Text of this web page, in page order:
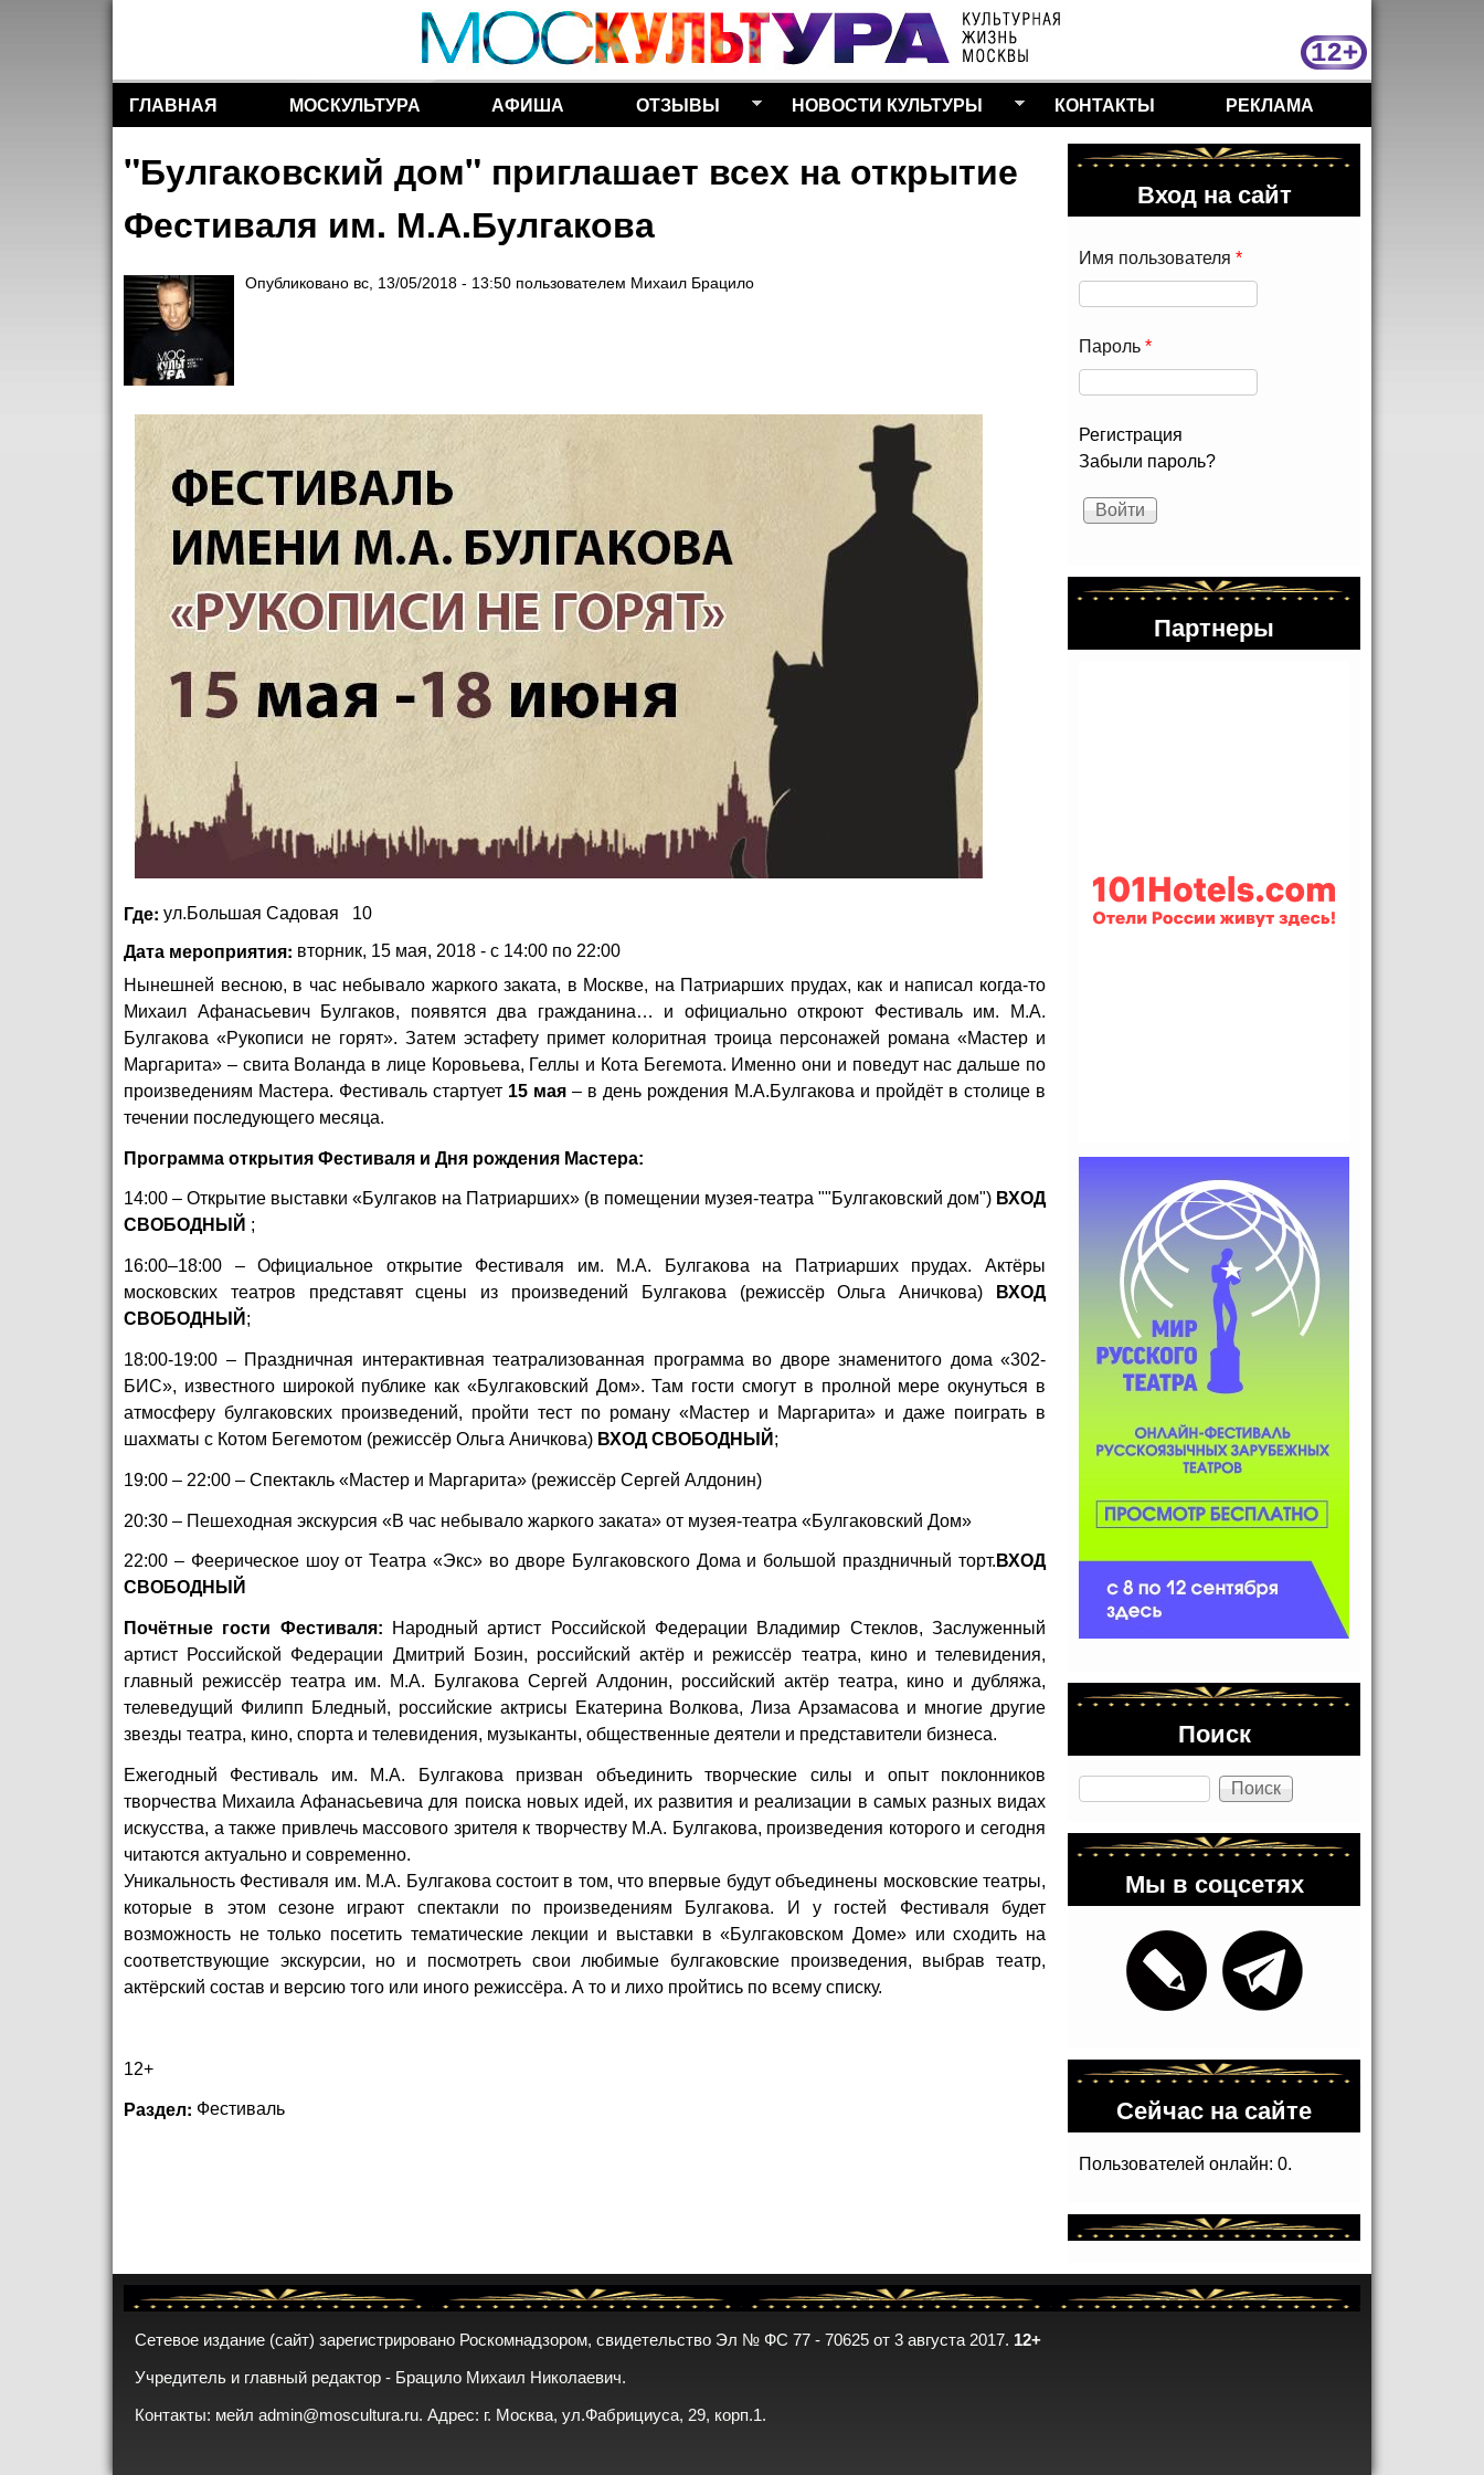
Перейти к основному
содержанию
Разделы сайта
ГЛАВНАЯ МОСКУЛЬТУРА АФИША ОТЗЫВЫ НОВОСТИ КУЛЬТУРЫ КОНТАКТЫ РЕКЛАМА
"Булгаковский дом" приглашает всех на открытие
Фестиваля им. М.А.Булгакова
Опубликовано вс, 13/05/2018 - 13:50 пользователем Михаил Брацило
Где: ул.Большая Садовая 10
Дата мероприятия: вторник, 15 мая, 2018 - с 14:00 по 22:00
Нынешней весною, в час небывало жаркого заката, в Москве, на Патриарших прудах, как и написал когда-то
Михаил Афанасьевич Булгаков, появятся два гражданина… и официально откроют Фестиваль им. М.А.
Булгакова «Рукописи не горят». Затем эстафету примет колоритная троица персонажей романа «Мастер и
Маргарита» – свита Воланда в лице Коровьева, Геллы и Кота Бегемота. Именно они и поведут нас дальше по
произведениям Мастера. Фестиваль стартует 15 мая – в день рождения М.А.Булгакова и пройдёт в столице в
течении последующего месяца.
Программа открытия Фестиваля и Дня рождения Мастера:
14:00 – Открытие выставки «Булгаков на Патриарших» (в помещении музея-театра ""Булгаковский дом") ВХОД
СВОБОДНЫЙ ;
16:00–18:00 – Официальное открытие Фестиваля им. М.А. Булгакова на Патриарших прудах. Актёры
московских театров представят сцены из произведений Булгакова (режиссёр Ольга Аничкова)
ВХОД
СВОБОДНЫЙ ;
18:00-19:00 – Праздничная интерактивная театрализованная программа во дворе знаменитого дома «302-
БИС», известного широкой публике как «Булгаковский Дом». Там гости смогут в пролной мере окунуться в
атмосферу булгаковских произведений, пройти тест по роману «Мастер и Маргарита» и даже поиграть в
шахматы с Котом Бегемотом (режиссёр Ольга Аничкова) ВХОД СВОБОДНЫЙ ;
19:00 – 22:00 – Спектакль «Мастер и Маргарита» (режиссёр Сергей Алдонин)
20:30 – Пешеходная экскурсия «В час небывало жаркого заката» от музея-театра «Булгаковский Дом»
22:00 – Феерическое шоу от Театра «Экс» во дворе Булгаковского Дома и большой праздничный торт. ВХОД
СВОБОДНЫЙ
Почётные гости Фестиваля: Народный артист Российской Федерации Владимир Стеклов, Заслуженный
артист Российской Федерации Дмитрий Бозин, российский актёр и режиссёр театра, кино и телевидения,
главный режиссёр театра им. М.А. Булгакова Сергей Алдонин, российский актёр театра, кино и дубляжа,
телеведущий Филипп Бледный, российские актрисы Екатерина Волкова, Лиза Арзамасова и многие другие
звезды театра, кино, спорта и телевидения, музыканты, общественные деятели и представители бизнеса.
Ежегодный Фестиваль им. М.А. Булгакова призван объединить творческие силы и опыт поклонников
творчества Михаила Афанасьевича для поиска новых идей, их развития и реализации в самых разных видах
искусства, а также привлечь массового зрителя к творчеству М.А. Булгакова, произведения которого и сегодня
читаются актуально и современно.
Уникальность Фестиваля им. М.А. Булгакова состоит в том, что впервые будут объединены московские театры,
которые в этом сезоне играют спектакли по произведениям Булгакова. И у гостей Фестиваля будет
возможность не только посетить тематические лекции и выставки в «Булгаковском Доме» или сходить на
соответствующие экскурсии, но и посмотреть свои любимые булгаковские произведения, выбрав театр,
актёрский состав и версию того или иного режиссёра. А то и лихо пройтись по всему списку.
12+
Раздел: Фестиваль
Вход на сайт
Имя пользователя *
Пароль *
Регистрация
Забыли пароль?
Партнеры
Поиск
Поиск
Мы в соцсетях
Сейчас на сайте
Пользователей онлайн: 0.
Сетевое издание (сайт) зарегистрировано Роскомнадзором, свидетельство Эл № ФС 77 - 70625 от 3 августа 2017. 12+
Учредитель и главный редактор - Брацило Михаил Николаевич.
Контакты: мейл admin@moscultura.ru. Адрес: г. Москва, ул.Фабрициуса, 29, корп.1.